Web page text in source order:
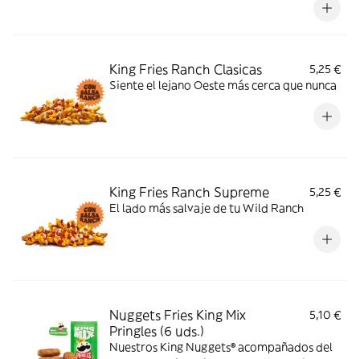
King Fries Ranch Clasicas
5,25 €
Siente el lejano Oeste más cerca que nunca
King Fries Ranch Supreme
5,25 €
El lado más salvaje de tu Wild Ranch
Nuggets Fries King Mix
Pringles (6 uds.)
5,10 €
Nuestros King Nuggets® acompañados del